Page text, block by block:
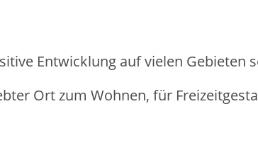
Entwicklung auf vielen Gebieten
Ort zum Wohnen, für